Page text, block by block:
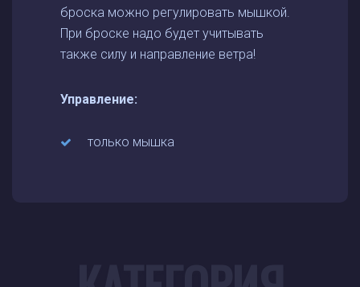
броска можно регулировать мышкой.
При броске надо будет учитывать
также силу и направление ветра!
Управление:
только мышка